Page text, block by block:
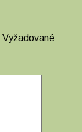
Vyžadované